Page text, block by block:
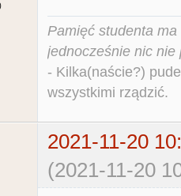
Pamięć studenta
jednocześnie nic nie
- Kilka(naście?)
wszystkimi rządzić.
2021-11-20
(2021-11-20